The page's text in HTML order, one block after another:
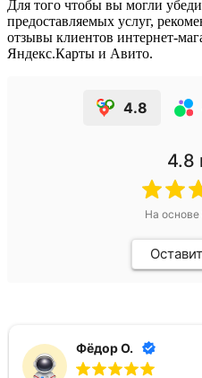
Для того чтобы вы могли
предоставляемых услуг,
отзывы клиентов интернет-
Яндекс.Карты и Авито.
4.8
4.8
На основе
Фёдор О.